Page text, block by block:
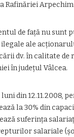
a Rafinăriei
de față nu sunt
ale
dv. în calitate de
în județul Vâlcea.
din 12.11.2008,
la 30% din
suferința
salariale